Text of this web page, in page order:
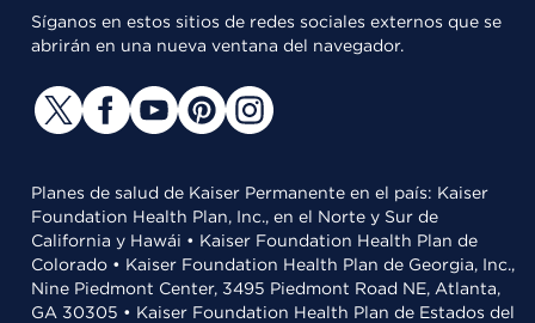
Síganos en estos sitios de redes sociales externos que se
abrirán en una nueva ventana del navegador.
Planes de salud de Kaiser Permanente en el país: Kaiser
Foundation Health Plan, Inc., en el Norte y Sur de
California y Hawái • Kaiser Foundation Health Plan de
Colorado • Kaiser Foundation Health Plan de Georgia, Inc.,
Nine Piedmont Center, 3495 Piedmont Road NE, Atlanta,
GA 30305 • Kaiser Foundation Health Plan de Estados del